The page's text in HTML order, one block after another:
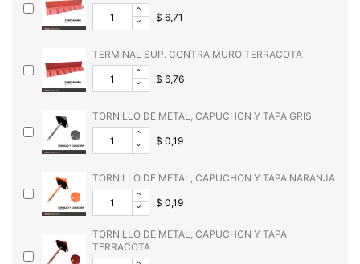
$ 6,71
TERMINAL SUP. CONTRA MURO TERRACOTA
$ 6,76
TORNILLO DE METAL, CAPUCHON Y TAPA GRIS
$ 0,19
TORNILLO DE METAL, CAPUCHON Y TAPA NARANJA
$ 0,19
TORNILLO DE METAL, CAPUCHON Y TAPA
TERRACOTA